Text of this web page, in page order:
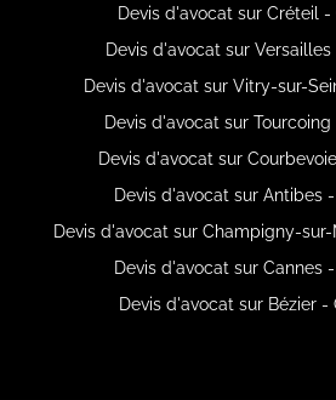
Devis d'avocat sur Créteil
Devis d'avocat sur
Devis d'avocat sur Vitry-sur-
Devis d'avocat sur
Devis d'avocat sur
Devis d'avocat sur Antibes
Devis d'avocat sur Champigny-
Devis d'avocat sur Cannes
Devis d'avocat sur Bézier -